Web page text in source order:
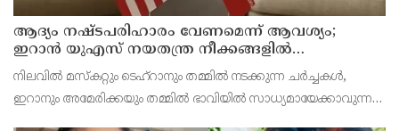
ആദ്യം നഷ്ടപരിഹാരം വേണമെന്ന് ആവശ്യം;
ഇറാന്‍ യുഎസ് നയതന്ത്ര നീക്കങ്ങളില്‍
അനിശ്ചിതത്വം
നിലവില്‍ മസ്‌കറ്റും ടെഹ്റാനും തമ്മില്‍ നടക്കുന്ന ചര്‍ച്ചകള്‍,
ഇറാനും അമേരിക്കയും തമ്മില്‍ ഭാവിയില്‍ സാധ്യമായേക്കാവുന്ന